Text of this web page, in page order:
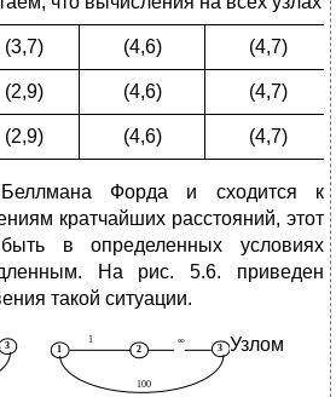
(3,7) (4,6) (4,7)
(2,9) (4,6) (4,7)
(2,9) (4,6) (4,7)
Форда и сходится к
кратчайших расстояний, этот
в определенных условиях
На рис. 5.6. приведен
такой ситуации.
Узлом